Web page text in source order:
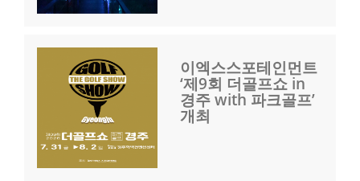
이엑스스포테인먼트
‘제9회 더골프쇼 in
경주 with 파크골프’
개최